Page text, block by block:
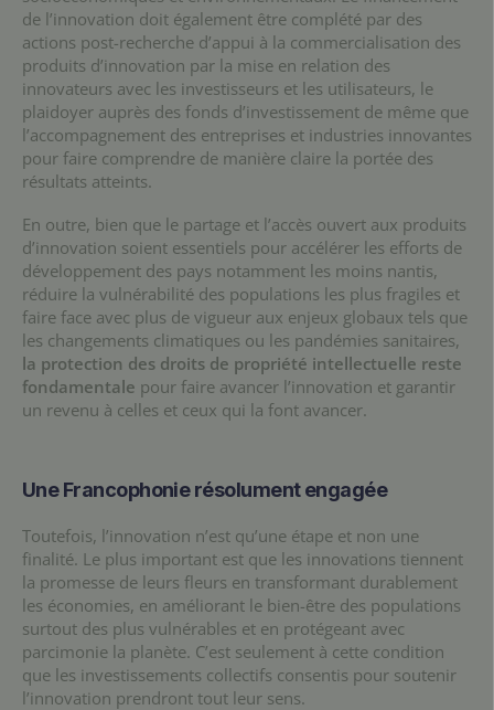
de l’innovation doit également être complété par des
actions post-recherche d’appui à la commercialisation des
produits d’innovation par la mise en relation des
innovateurs avec les investisseurs et les utilisateurs, le
plaidoyer auprès des fonds d’investissement de même que
l’accompagnement des entreprises et industries innovantes
pour faire comprendre de manière claire la portée des
résultats atteints.
En outre, bien que le partage et l’accès ouvert aux produits
d’innovation soient essentiels pour accélérer les efforts de
développement des pays notamment les moins nantis,
réduire la vulnérabilité des populations les plus fragiles et
faire face avec plus de vigueur aux enjeux globaux tels que
les changements climatiques ou les pandémies sanitaires,
la protection des droits de propriété intellectuelle reste
fondamentale pour faire avancer l’innovation et garantir
un revenu à celles et ceux qui la font avancer.
Une Francophonie résolument engagée
Toutefois, l’innovation n’est qu’une étape et non une
finalité. Le plus important est que les innovations tiennent
la promesse de leurs fleurs en transformant durablement
les économies, en améliorant le bien-être des populations
surtout des plus vulnérables et en protégeant avec
parcimonie la planète. C’est seulement à cette condition
que les investissements collectifs consentis pour soutenir
l’innovation prendront tout leur sens.